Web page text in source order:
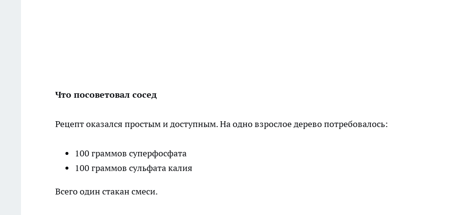
Что посоветовал сосед
Рецепт оказался простым и доступным. На одно взрослое дерево потребовалось:
100 граммов суперфосфата
100 граммов сульфата калия
Всего один стакан смеси.